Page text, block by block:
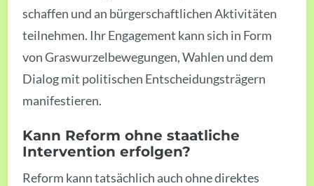
schaffen und an bürgerschaftlichen Aktivitäten
teilnehmen. Ihr Engagement kann sich in Form
von Graswurzelbewegungen, Wahlen und dem
Dialog mit politischen Entscheidungsträgern
manifestieren.
Kann Reform ohne staatliche
Intervention erfolgen?
Reform kann tatsächlich auch ohne direktes